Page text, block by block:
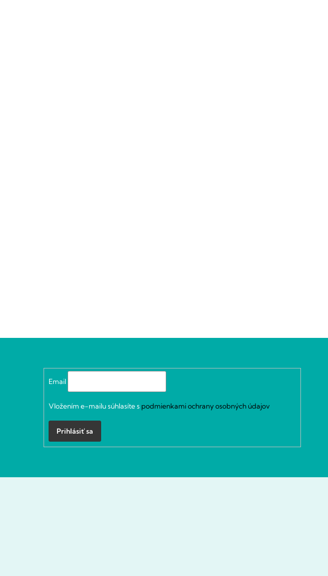
Email
Vložením e-mailu súhlasíte s podmienkami ochrany osobných údajov
Prihlásiť sa